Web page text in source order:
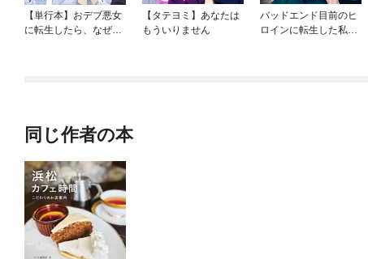
【単行本】おデブ悪女
に転生したら、なぜか
【タテヨミ】あなたは
もういりません
バッドエンド目前のヒ
ロインに転生した私、
同じ作者の本